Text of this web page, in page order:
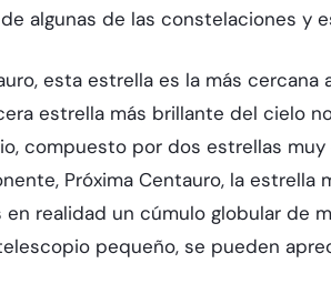
algunas de las constelaciones y
esta estrella es la más
estrella más brillante del cielo
compuesto por dos estrellas
Próxima Centauro, la estrella
en realidad un cúmulo globular de
pequeño, se pueden